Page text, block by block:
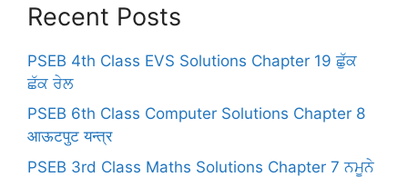
Recent Posts
PSEB 4th Class EVS Solutions Chapter 19 ਛੁੱਕ
ਛੱਕ ਰੇਲ
PSEB 6th Class Computer Solutions Chapter 8
आऊटपुट यन्त्र
PSEB 3rd Class Maths Solutions Chapter 7 ਨਮੂਨੇ